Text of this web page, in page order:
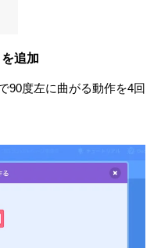
追加
90度左に曲がる動作を4回